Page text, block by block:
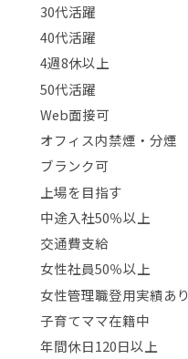
30代活躍
40代活躍
4週8休以上
50代活躍
Web面接可
オフィス内禁煙・分煙
ブランク可
上場を目指す
中途入社50％以上
交通費支給
女性社員50％以上
女性管理職登用実績あり
子育てママ在籍中
年間休日120日以上